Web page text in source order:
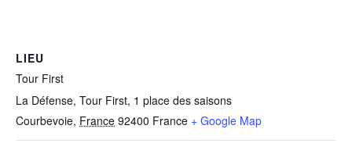
LIEU
Tour First
La Défense, Tour First, 1 place des saisons
Courbevoie, France 92400 France + Google Map